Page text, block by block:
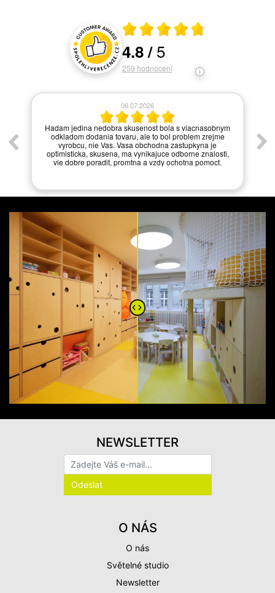
Hodnocení a recenze zákazníků
Průměrné hodnocení 4.8 z 5
4.8/5
259 hodnocení
06.07.2026
Hadam jedina nedobra skusenost bola s viacnasobnym
odkladom dodania tovaru, ale to bol problem zrejme
vyrobcu, nie Vas. Vasa obchodna zastupkyna je
optimisticka, skusena, ma vynikajuce odborne znalosti,
vie dobre poradit, promtna a vzdy ochotna pomoct.
O NÁS
O nás
Světelné studio
Newsletter
NEWSLETTER